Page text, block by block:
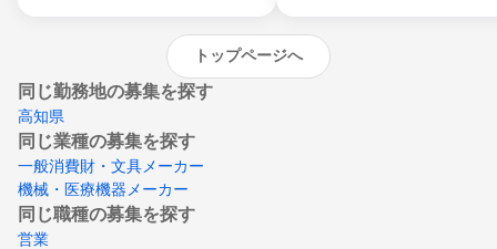
トップページへ
同じ勤務地の募集を探す
高知県
同じ業種の募集を探す
一般消費財・文具メーカー
機械・医療機器メーカー
同じ職種の募集を探す
営業